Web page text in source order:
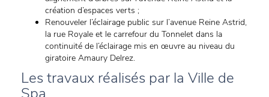
création d’espaces verts ;
Renouveler l’éclairage public sur l’avenue Reine Astrid,
la rue Royale et le carrefour du Tonnelet dans la
continuité de l’éclairage mis en œuvre au niveau du
giratoire Amaury Delrez.
Les travaux réalisés par la Ville de